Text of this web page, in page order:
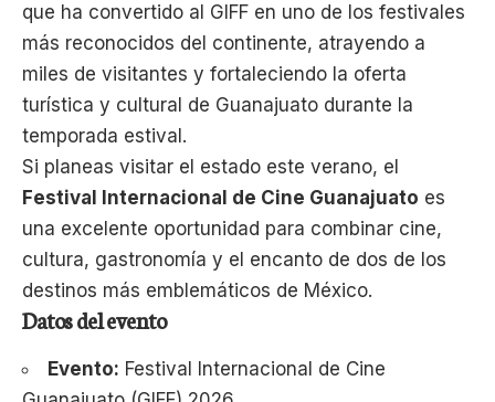
que ha convertido al GIFF en uno de los festivales
más reconocidos del continente, atrayendo a
miles de visitantes y fortaleciendo la oferta
turística y cultural de Guanajuato durante la
temporada estival.
Si planeas visitar el estado este verano, el
Festival Internacional de Cine Guanajuato es
una excelente oportunidad para combinar cine,
cultura, gastronomía y el encanto de dos de los
destinos más emblemáticos de México.
Datos del evento
Evento: Festival Internacional de Cine